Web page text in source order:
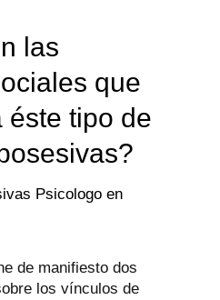
las
que
éste tipo de
de manifiesto dos
los vínculos de